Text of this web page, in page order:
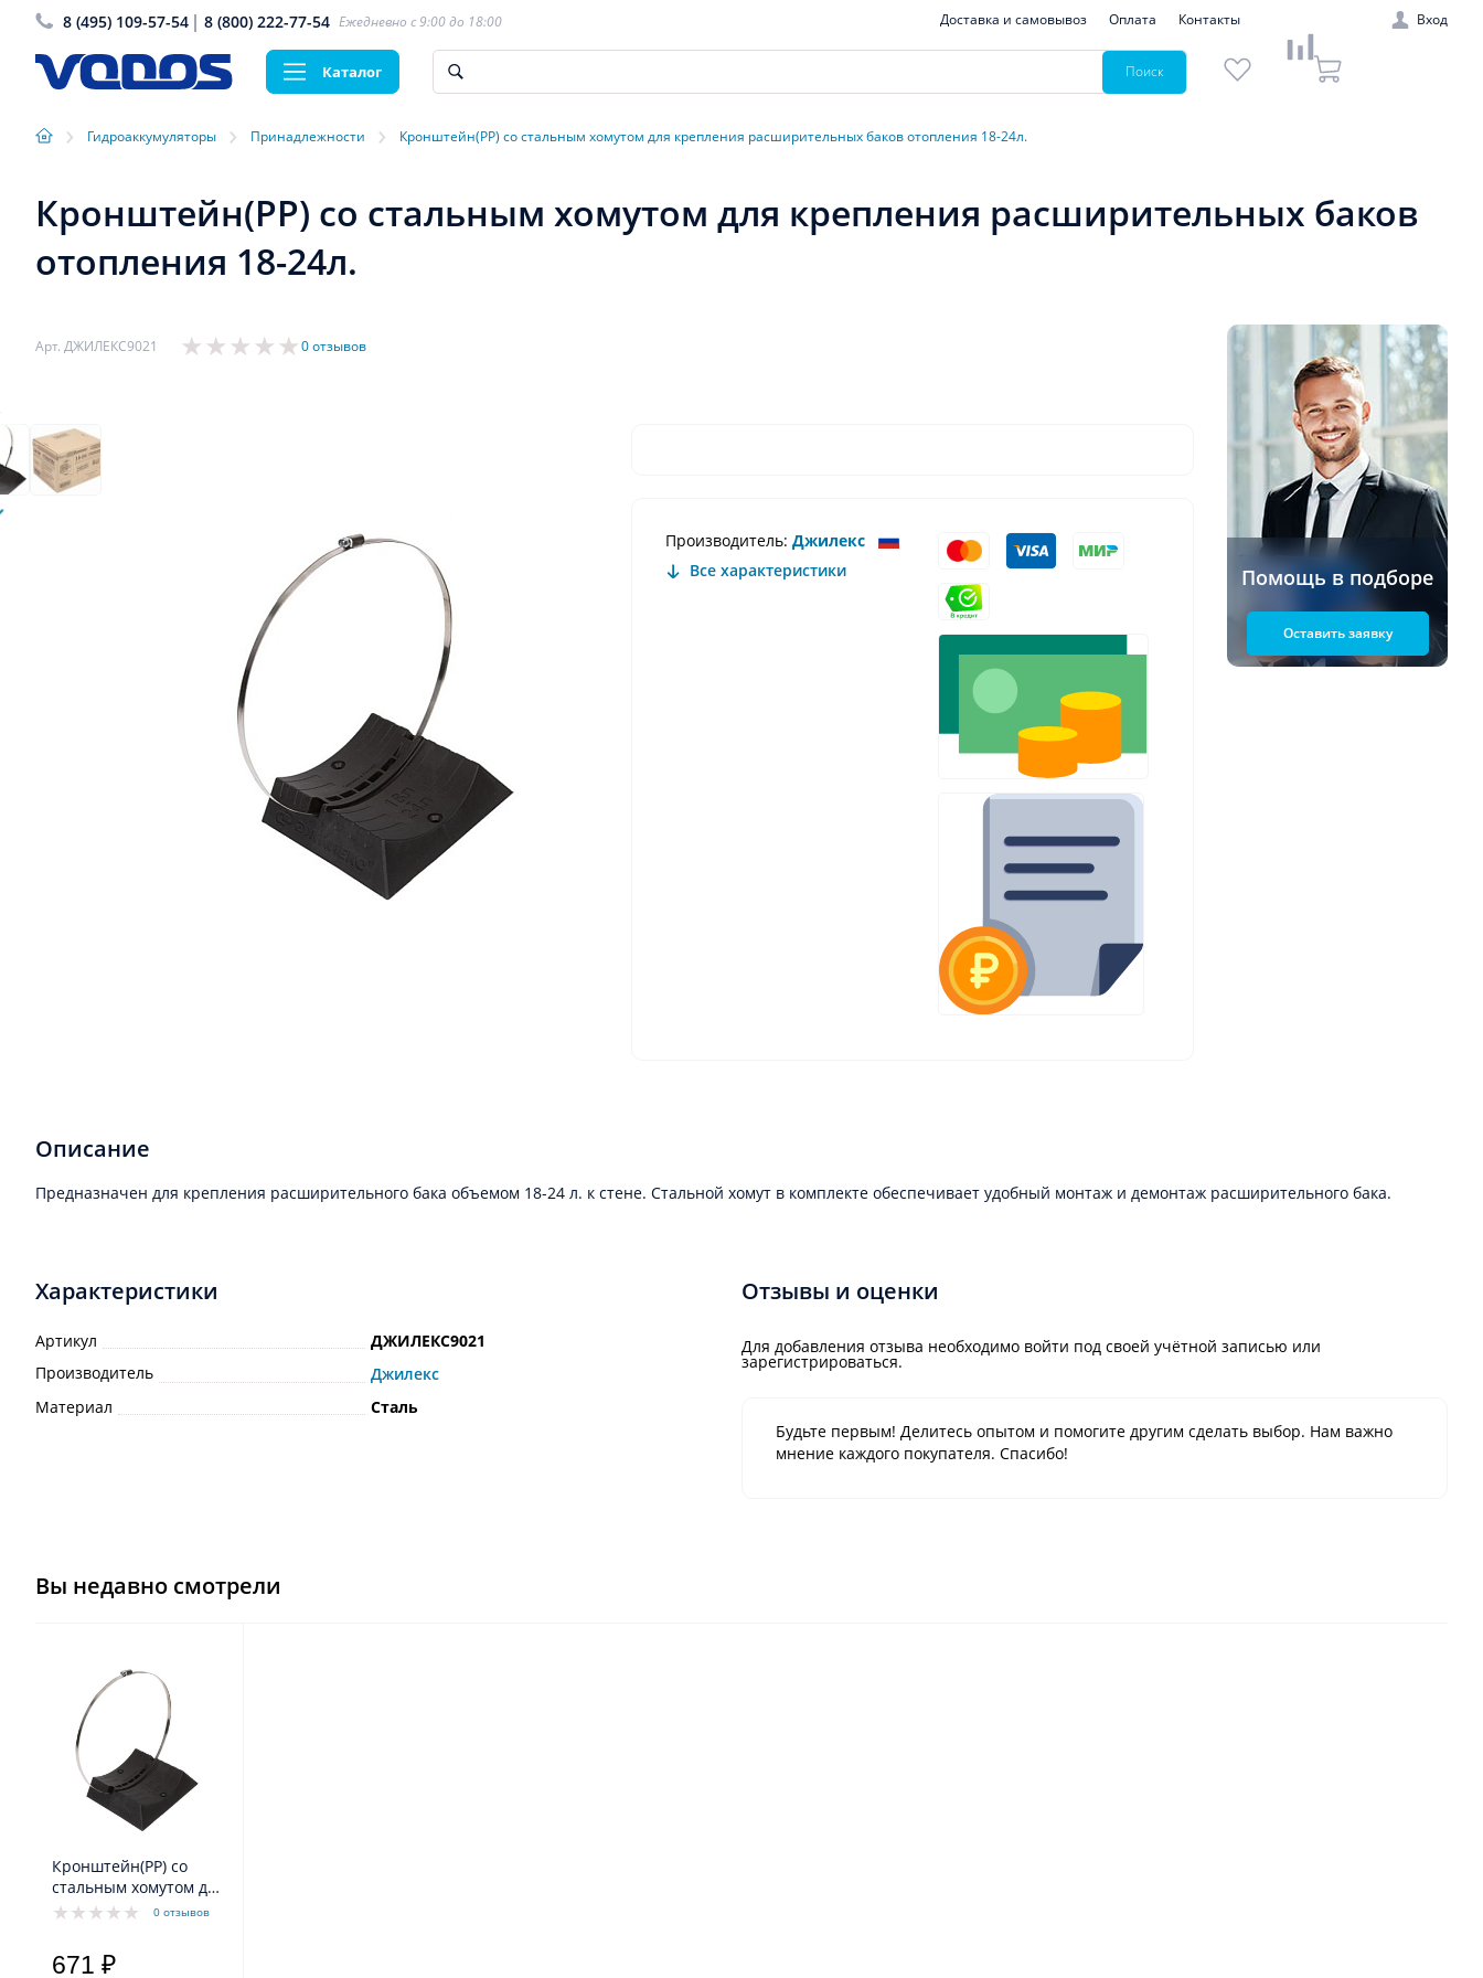
8 (495) 109-57-54 8 (800) 222-77-54 Ежедневно с 9:00 до 18:00 Доставка и самовывоз Оплата Контакты Вход
Каталог Поиск
› Гидроаккумуляторы › Принадлежности › Кронштейн(РР) со стальным хомутом для крепления расширительных баков отопления 18-24л.
Кронштейн(РР) со стальным хомутом для крепления расширительных баков
отопления 18-24л.
Арт. ДЖИЛЕКС9021 0 отзывов
Производитель: Джилекс
Все характеристики
Помощь в подборе
Оставить заявку
Описание
Предназначен для крепления расширительного бака объемом 18-24 л. к стене. Стальной хомут в комплекте обеспечивает удобный монтаж и демонтаж расширительного бака.
Характеристики
Артикул
ДЖИЛЕКС9021
Производитель
Джилекс
Материал
Сталь
Отзывы и оценки
Для добавления отзыва необходимо войти под своей учётной записью или
зарегистрироваться.
Будьте первым! Делитесь опытом и помогите другим сделать выбор. Нам важно
мнение каждого покупателя. Спасибо!
Вы недавно смотрели
Кронштейн(РР) со
стальным хомутом для
крепления
баков отопления 18-
24л.
0 отзывов
671 ₽